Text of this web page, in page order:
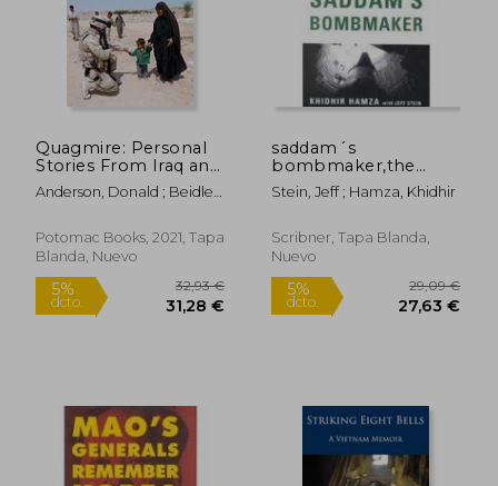
5%
dcto. 48,63 €
5%
dcto.
Quagmire: Personal
Stories From Iraq and
Afghanistan (en
Inglés)
Anderson, Donald ; Beidler,
Potomac Books, 2021, Tapa
Blanda, Nuevo
saddam´s
bombmaker,the
daring escape of the
man who built iraq´s
Inglés)
Stein, Jeff ; Hamza, Khidhir
Scribner, Tapa Blanda,
Nuevo